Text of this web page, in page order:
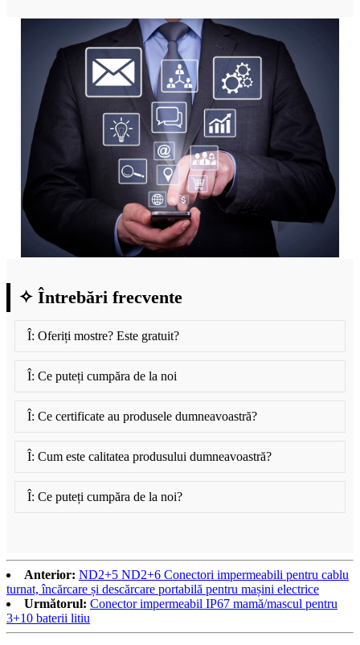
✧ Întrebări frecvente
Î: Oferiți mostre? Este gratuit?
Î: Ce puteți cumpăra de la noi
Î: Ce certificate au produsele dumneavoastră?
Î: Cum este calitatea produsului dumneavoastră?
Î: Ce puteți cumpăra de la noi?
Anterior: ND2+5 ND2+6 Conectori impermeabili pentru cablu
turnat, încărcare și descărcare portabilă pentru mașini electrice
Următorul: Conector impermeabil IP67 mamă/mascul pentru
3+10 baterii litiu